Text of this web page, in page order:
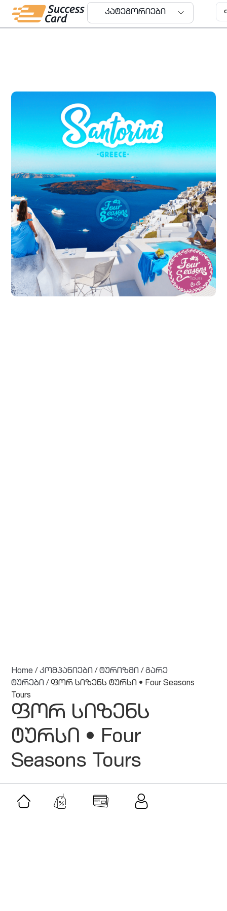
კატეგორიები
Home /კომპანიები /ტურიზმი /გარე
ტურები / ფორ სიზენს ტურსი • Four Seasons
Tours
ფორ სიზენს
ტურსი • Four
Seasons Tours
მსგავსი შეთავაზებები